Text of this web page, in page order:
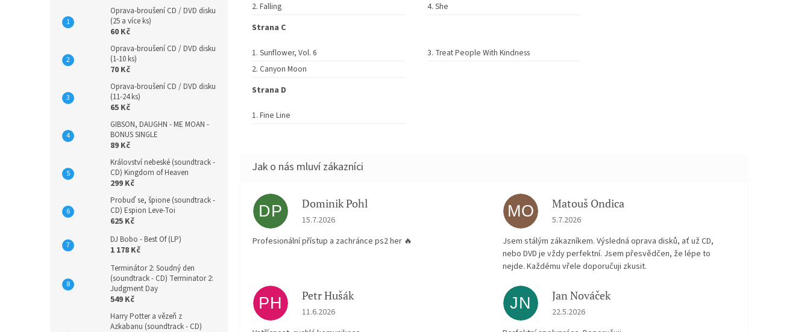
Oprava-broušení CD / DVD disku
(25 a více ks)
60 Kč
Oprava-broušení CD / DVD disku
(1-10 ks)
70 Kč
Oprava-broušení CD / DVD disku
(11-24 ks)
65 Kč
GIBSON, DAUGHN - ME MOAN -
BONUS SINGLE
89 Kč
Království nebeské (soundtrack -
CD) Kingdom of Heaven
299 Kč
Probuď se, špione (soundtrack -
CD) Espion Leve-Toi
625 Kč
DJ Bobo - Best Of (LP)
1 178 Kč
Terminátor 2: Soudný den
(soundtrack - CD) Terminator 2:
Judgment Day
549 Kč
Harry Potter a vězeň z
Azkabanu (soundtrack - CD)
Falling
She
Strana C
Sunflower, Vol. 6
Canyon Moon
Treat People With Kindness
Strana D
Fine Line
DP Dominik Pohl
Hodnocení obchodu je 5 z 5 hvězdiček.
15.7.2026
Profesionální přístup a zachránce ps2 her 🔥
MO Matouš Ondica
Hodnocení obchodu je 5 z 5 hvězdiček.
5.7.2026
Jsem stálým zákazníkem. Výsledná oprava disků, ať už CD,
nebo DVD je vždy perfektní. Jsem přesvědčen, že lépe to
nejde. Každému vřele doporučuji zkusit.
PH Petr Hušák
Hodnocení obchodu je 5 z 5 hvězdiček.
11.6.2026
JN Jan Nováček
Hodnocení obchodu je 5 z 5 hvězdiček.
22.5.2026